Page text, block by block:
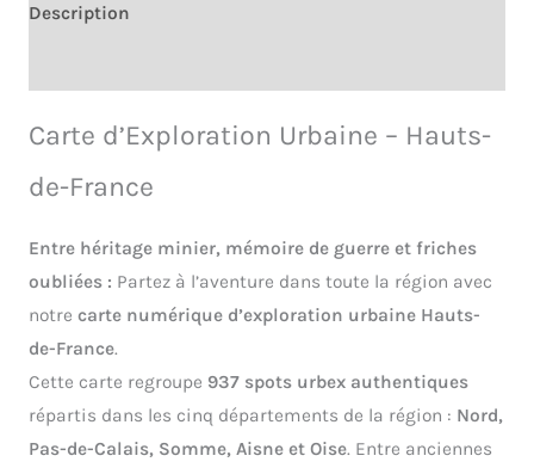
Description
Carte d’Exploration Urbaine – Hauts-
de-France
Entre héritage minier, mémoire de guerre et friches
oubliées : Partez à l’aventure dans toute la région avec
notre carte numérique d’exploration urbaine Hauts-
de-France.
Cette carte regroupe 937 spots urbex authentiques
répartis dans les cinq départements de la région : Nord,
Pas-de-Calais, Somme, Aisne et Oise. Entre anciennes